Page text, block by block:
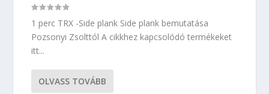
1 perc TRX -Side plank Side plank bemutatása
Pozsonyi Zsolttól A cikkhez kapcsolódó termékeket
itt...
OLVASS TOVÁBB